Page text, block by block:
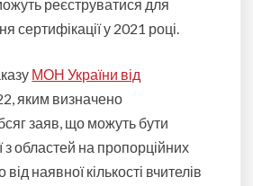
реєструватися для
сертифікації у 2021 році.
МОН України від
яким визначено
заяв, що можуть бути
з областей на пропорційних
наявної кількості вчителів